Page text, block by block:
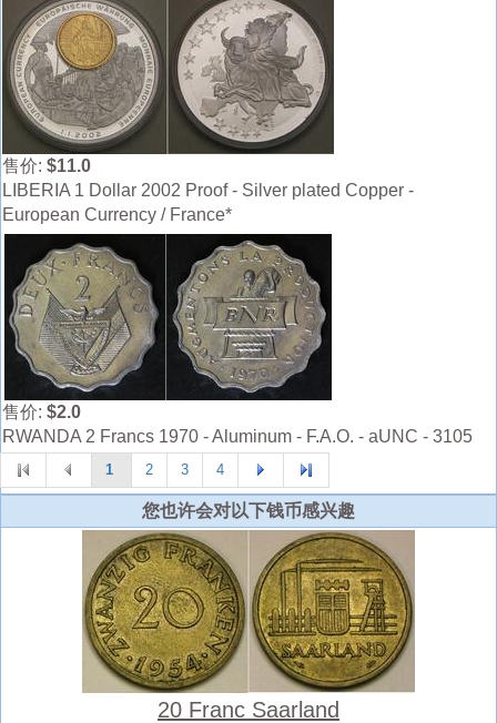
售价: $11.0
LIBERIA 1 Dollar 2002 Proof - Silver plated Copper -
European Currency / France*
售价: $2.0
RWANDA 2 Francs 1970 - Aluminum - F.A.O. - aUNC - 3105
1 2 3 4
您也许会对以下钱币感兴趣
20 Franc Saarland